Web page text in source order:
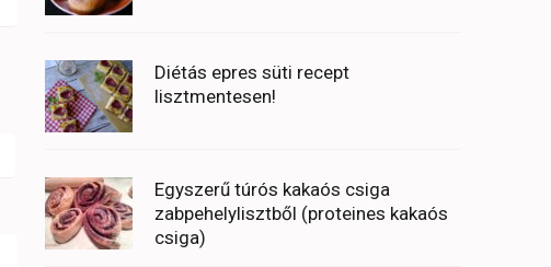
Diétás epres süti recept
lisztmentesen!
Egyszerű túrós kakaós csiga
zabpehelylisztből (proteines kakaós
csiga)